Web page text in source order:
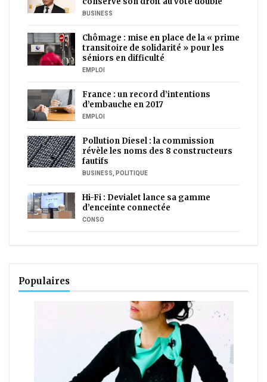
BUSINESS
Chômage : mise en place de la « prime
transitoire de solidarité » pour les
séniors en difficulté
EMPLOI
France : un record d’intentions
d’embauche en 2017
EMPLOI
Pollution Diesel : la commission
révèle les noms des 8 constructeurs
fautifs
BUSINESS POLITIQUE
Hi-Fi : Devialet lance sa gamme
d’enceinte connectée
CONSO
Populaires